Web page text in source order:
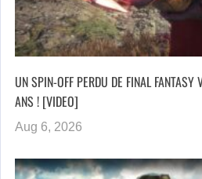
UN SPIN-OFF PERDU DE FINAL
ANS ! [VIDEO]
Aug 6, 2026